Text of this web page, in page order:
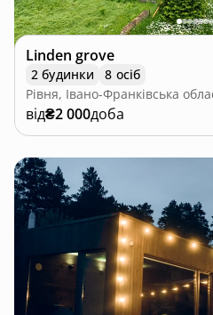
Linden grove
2 будинки
8 осіб
Рівня, Івано-Франківська
від₴2 000доба